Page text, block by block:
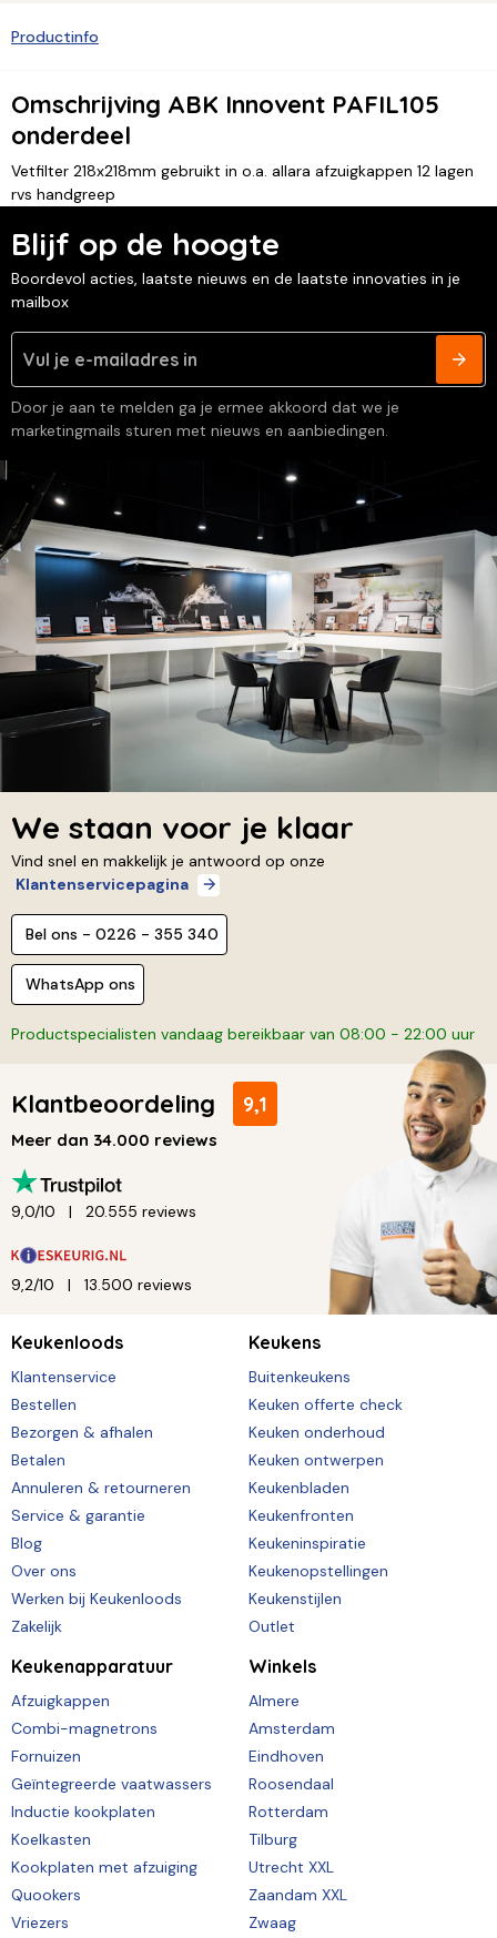
Productinfo
Omschrijving ABK Innovent PAFIL105
onderdeel
Vetfilter 218x218mm gebruikt in o.a. allara afzuigkappen 12 lagen
rvs handgreep
Blijf op de hoogte
Boordevol acties, laatste nieuws en de laatste innovaties in je
mailbox
Door je aan te melden ga je ermee akkoord dat we je
marketingmails sturen met nieuws en aanbiedingen.
We staan voor je klaar
Vind snel en makkelijk je antwoord op onze
Klantenservicepagina
Bel ons - 0226 - 355 340
WhatsApp ons
Productspecialisten vandaag bereikbaar van 08:00 - 22:00 uur
Klantbeoordeling 9,1
Meer dan 34.000 reviews
9,0/10 20.555 reviews
9,2/10 13.500 reviews
Keukenloods
Klantenservice
Bestellen
Bezorgen & afhalen
Betalen
Annuleren & retourneren
Service & garantie
Blog
Over ons
Werken bij Keukenloods
Zakelijk
Keukens
Buitenkeukens
Keuken offerte check
Keuken onderhoud
Keuken ontwerpen
Keukenbladen
Keukenfronten
Keukeninspiratie
Keukenopstellingen
Keukenstijlen
Outlet
Keukenapparatuur
Afzuigkappen
Combi-magnetrons
Fornuizen
Geïntegreerde vaatwassers
Inductie kookplaten
Koelkasten
Kookplaten met afzuiging
Quookers
Vriezers
Winkels
Almere
Amsterdam
Eindhoven
Roosendaal
Rotterdam
Tilburg
Utrecht XXL
Zaandam XXL
Zwaag